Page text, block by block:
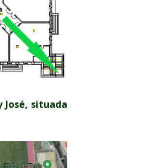
situada